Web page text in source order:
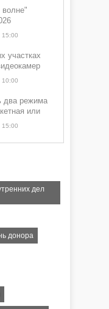
волне"
15:00
участках
10:00
два режима
или
"Угроза
БПЛА"
15:00
дел
донора